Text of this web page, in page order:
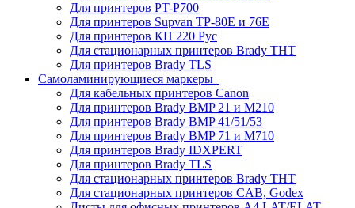
Для принтеров PT-P700
Для принтеров Supvan TP-80E и 76E
Для принтеров КП 220 Рус
Для стационарных принтеров Brady THT
Для принтеров Brady TLS
Самоламинирующиеся маркеры
Для кабельных принтеров Canon
Для принтеров Brady BMP 21 и M210
Для принтеров Brady BMP 41/51/53
Для принтеров Brady BMP 71 и M710
Для принтеров Brady IDXPERT
Для принтеров Brady TLS
Для стационарных принтеров Brady THT
Для стационарных принтеров CAB, Godex